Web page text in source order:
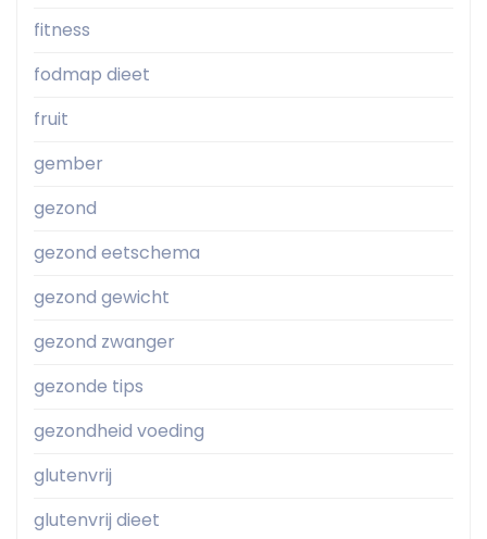
fitness
fodmap dieet
fruit
gember
gezond
gezond eetschema
gezond gewicht
gezond zwanger
gezonde tips
gezondheid voeding
glutenvrij
glutenvrij dieet